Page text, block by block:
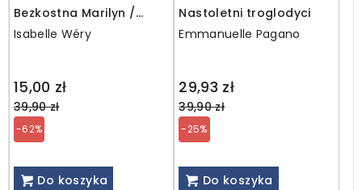
Bezkostna Marilyn /
wyprzedaż
Isabelle Wéry
15,00 zł
Regular
price
39,90 zł
-62%
Do koszyka
Nastoletni troglodyci
Emmanuelle Pagano
29,93 zł
Regular
price
39,90 zł
-25%
Do koszyka